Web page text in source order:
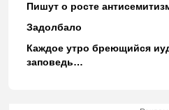
Пишут о росте
Задолбало
Каждое утро бреющийся
заповедь…